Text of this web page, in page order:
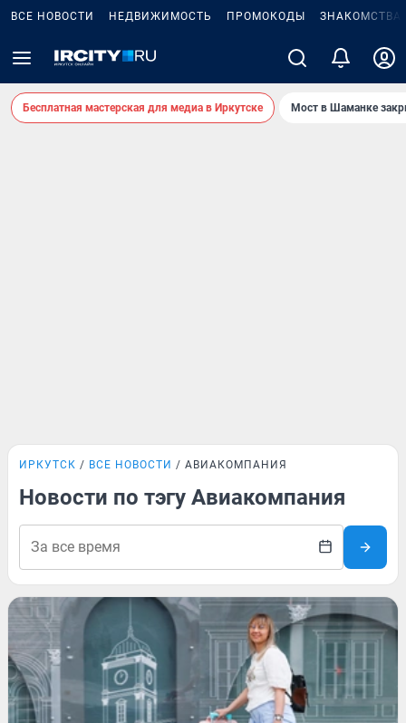
ВСЕ НОВОСТИ НЕДВИЖИМОСТЬ ПРОМОКОДЫ ЗНАКОМСТВА
Бесплатная мастерская для медиа в Иркутске Мост в Шаманке
ИРКУТСК ВСЕ НОВОСТИ АВИАКОМПАНИЯ
Новости по тэгу Авиакомпания